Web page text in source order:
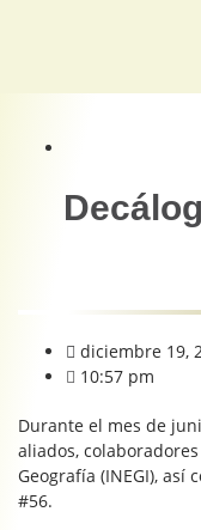
diciembre 19,
10:57 pm
Durante el mes de
aliados,
Geografía (INEGI), así
#56.